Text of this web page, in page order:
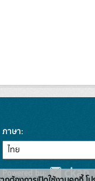
ภาษา
Powered by: